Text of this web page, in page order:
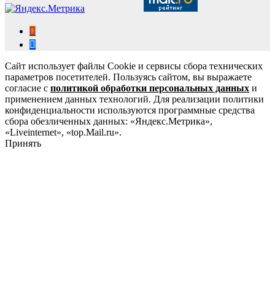
Сайт использует файлы Cookie и сервисы сбора технических
параметров посетителей. Пользуясь сайтом, вы выражаете
согласие с политикой обработки персональных данных и
применением данных технологий. Для реализации политики
конфиденциальности используются программные средства
сбора обезличенных данных: «Яндекс.Метрика»,
«Liveinternet», «top.Mail.ru».
Принять